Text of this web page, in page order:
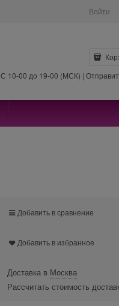
Войти
С 10-00 до 19-00 (МСК) |
Добавить в сравнение
Добавить в избранное
Доставка в Москва
Рассчитать стоимость